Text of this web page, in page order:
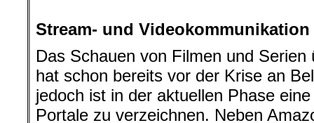
Stream- und Videokommunikation
Das Schauen von Filmen und
hat schon bereits vor der Krise an
jedoch ist in der aktuellen Phase
Portale zu verzeichnen. Neben